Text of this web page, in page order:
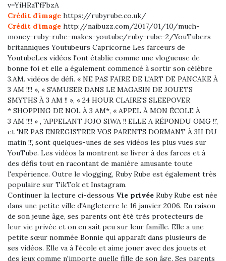
v=YiHRaTfFbzA
Crédit d'image https://rubyrube.co.uk/
Crédit d'image http://naibuzz.com/2017/01/10/much-
money-ruby-rube-makes-youtube/ruby-rube-2/YouTubers
britanniques Youtubeurs Capricorne Les farceurs de
YoutubeLes vidéos l'ont établie comme une vlogueuse de
bonne foi et elle a également commencé à sortir son célèbre
3.AM. vidéos de défi. « NE PAS FAIRE DE L'ART DE PANCAKE À
3 AM !!!! », « S'AMUSER DANS LE MAGASIN DE JOUETS
SMYTHS À 3 AM !! », « 24 HOUR CLAIRE'S SLEEPOVER
* SHOPPING DE NOL À 3 AM*, « APPEL À MON ÉCOLE À
3 AM !!!! » , 'APPELANT JOJO SIWA !! ELLE A RÉPONDU OMG !!',
et 'NE PAS ENREGISTRER VOS PARENTS DORMANT À 3H DU
matin !!', sont quelques-unes de ses vidéos les plus vues sur
YouTube. Les vidéos la montrent se livrer à des farces et à
des défis tout en racontant de manière amusante toute
l'expérience. Outre le vlogging, Ruby Rube est également très
populaire sur TikTok et Instagram.
Continuer la lecture ci-dessous Vie privée Ruby Rube est née
dans une petite ville d'Angleterre le 16 janvier 2006. En raison
de son jeune âge, ses parents ont été très protecteurs de
leur vie privée et on en sait peu sur leur famille. Elle a une
petite sœur nommée Bonnie qui apparaît dans plusieurs de
ses vidéos. Elle va à l'école et aime jouer avec des jouets et
des jeux comme n'importe quelle fille de son âge. Ses parents